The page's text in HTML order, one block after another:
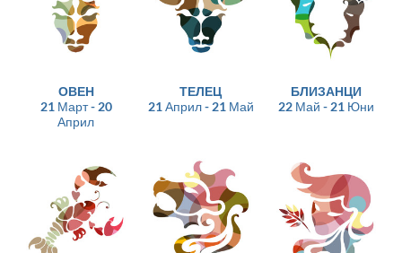
ОВЕН
21 Март - 20
Април
ТЕЛЕЦ
21 Април - 21 Май
БЛИЗАНЦИ
22 Май - 21 Юни